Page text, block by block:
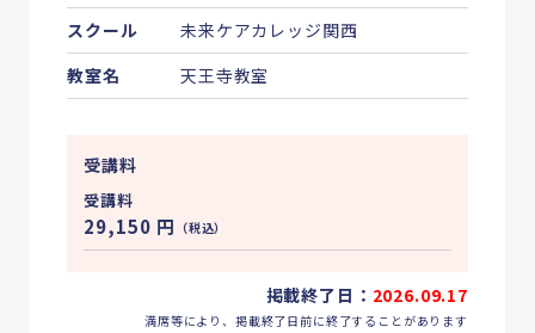
スクール
未来ケアカレッジ関西
教室名
天王寺教室
受講料
受講料
29,150 円 （税込）
掲載終了日： 2026.09.17
満席等により、掲載終了日前に終了することがあります